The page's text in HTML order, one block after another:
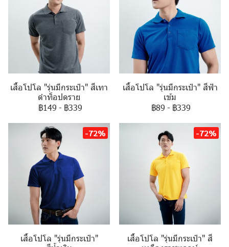
เสื้อโปโล "รุ่นมีกระเป๋า" สีเทา
ดำท็อปดราย
฿149 - ฿339
เสื้อโปโล "รุ่นมีกระเป๋า" สีฟ้า
เข้ม
฿89 - ฿339
-72%
เสื้อโปโล "รุ่นมีกระเป๋า"
-72%
เสื้อโปโล "รุ่นมีกระเป๋า" สี